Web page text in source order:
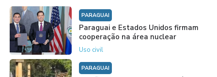
PARAGUAI
Paraguai e Estados Unidos firmam
cooperação na área nuclear
Uso civil
PARAGUAI